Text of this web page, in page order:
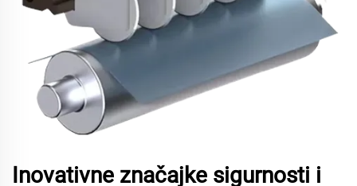
Inovativne značajke sigurnosti i